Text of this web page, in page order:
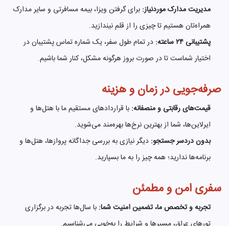
مدیریت مدارک موردنیاز: برای گرفتن ویزا، بیمه مسافرتی و سایر مدارک
همراه‌تان هستیم تا چیزی را از قلم نیندازید.
پشتیبانی ۲۴ ساعته:
در تمام طول سفر، یک شماره تماس پشتیبان در
اختیار شماست تا در صورت بروز هرگونه مشکل، کنار شما باشیم.
صرفه‌جویی در زمان و هزینه
قیمت‌های رقابتی و منصفانه: با قراردادهای مستقیم ما با هتل‌ها و
ایرلاین‌ها، شما از بهترین نرخ‌ها بهره‌مند می‌شوید.
بدون دردسر جستجو: دیگر نیازی به بررسی جداگانه پروازها، هتل‌ها و
برنامه‌ها ندارید؛ همه چیز را به ما بسپارید.
سفری امن و مطمئن
تجربه و تخصص ما، تضمین امنیت شما: با سال‌ها تجربه در برگزاری